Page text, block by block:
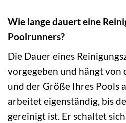
Wie lange dauert eine
Poolrunners?
Die Dauer eines
vorgegeben und hängt von
und der Größe Ihres Pools
arbeitet eigenständig, bis
gereinigt ist. Er schaltet